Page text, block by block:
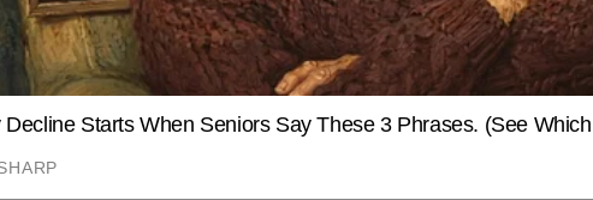
परमाणु मामले पर बात और समझौता चाहता है, वहीं ईरान पहले प्रतिबंधों से राहत और
नितिन अरोड़ा AUTHOR
नितिन अरोड़ा टाइम्स नाउ नवभारत में न्यूज डेस्क पर सीनियर कॉपी एडिटर के रूप में कार्यरत हैं।
अनुभव है। वह राजनीति, देश–विदेश की बड़ी घटनाओं और समसामयिक मुद्दों को गहराई से
प्रस्तुत करने में माहिर हैं। उन्होंने अपने करियर में लगातार करंट अफेयर्स, पॉलिटिकल
डिफेंस सेक्टर से जुड़े विषयों पर प्रभावशाली कॉन्टेंट तैयार किया है और अबतक 6 हजार से
टॉपिक्स पर एक्सप्लेनेर, डेटा-आधारित रिपोर्ट्स और विश्लेषणात्मक कॉपी लिखने में उनकी मजबूत